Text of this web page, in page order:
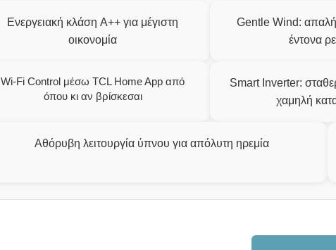
Ενεργειακή κλάση A++ για μέγιστη
οικονομία
Gentle Wind:
έντονα
Wi-Fi Control μέσω TCL Home App από
όπου κι αν βρίσκεσαι
Smart Inverter:
χαμηλή
Αθόρυβη λειτουργία ύπνου για απόλυτη ηρεμία